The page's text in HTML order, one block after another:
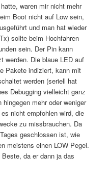
waren mir nicht mehr
Boot nicht auf Low sein,
und man hat wieder
sollte beim Hochfahren
sein. Der Pin kann
werden. Die blaue LED auf
Pakete indiziert, kann mit
werden (seriell hat
Debugging vielleicht ganz
mehr oder weniger
nicht empfohlen wird, die
zu missbrauchen. Da
geschlossen ist, wie
meistens einen LOW Pegel.
da er dann ja das